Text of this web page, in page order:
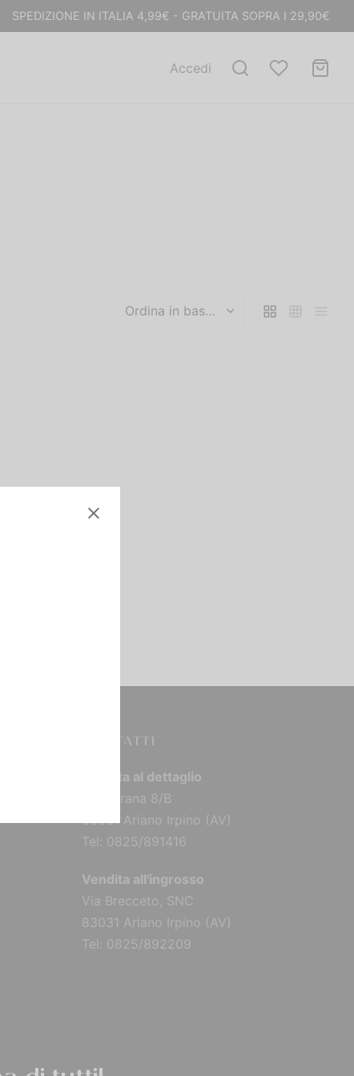
SPEDIZIONE IN ITALIA 4,99€ - GRATUITA SOPRA I 29,90€
Accedi
CONTATTI
Vendita al dettaglio
Via Torana 8/B
83031 Ariano Irpino (AV)
Tel: 0825/891416
Vendita all'ingrosso
Via Brecceto, SNC
83031 Ariano Irpino (AV)
Tel: 0825/892209